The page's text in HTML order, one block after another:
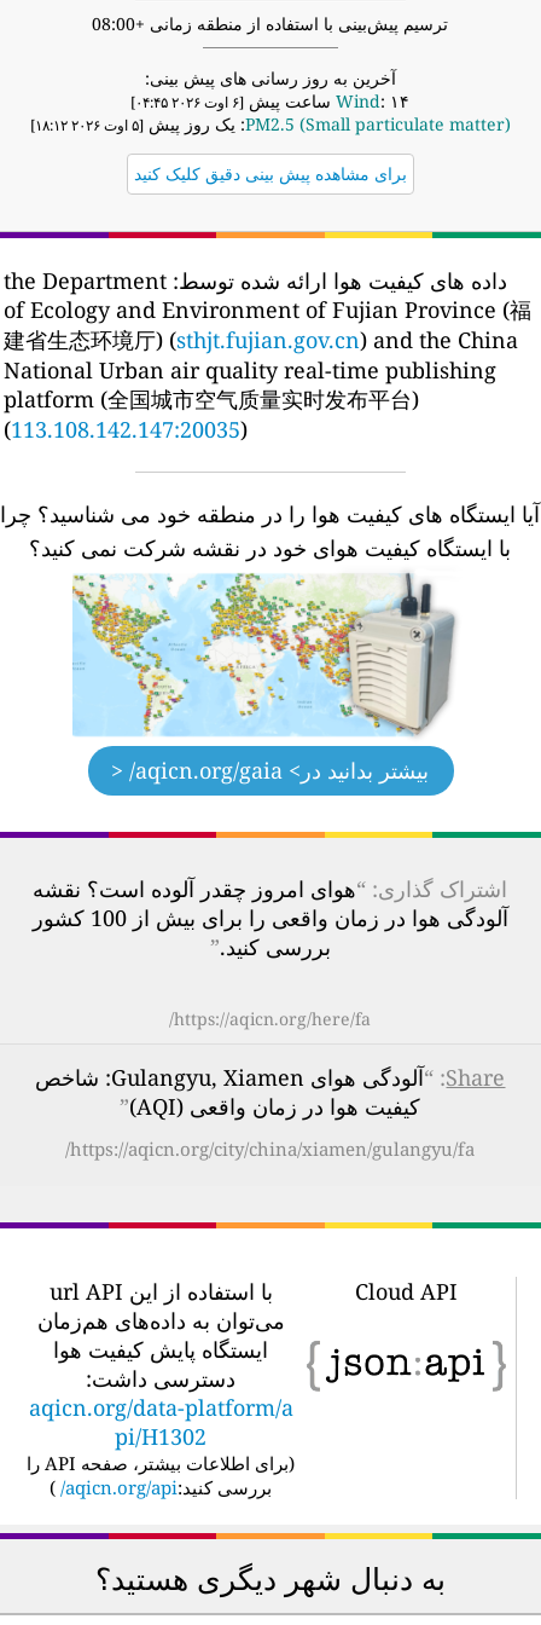
ترسیم پیش‌بینی با استفاده از منطقه زمانی +08:00
آخرین به روز رسانی های پیش بینی:
Wind : ۱۴ ساعت پیش [۶ اوت ۲۰۲۶ ۰۴:۴۵]
PM2.5 (Small particulate matter): یک روز پیش
برای مشاهده پیش بینی دقیق کلیک کنید
داده های کیفیت هوا ارائه شده توسط: the Department
of Ecology and Environment of Fujian Province (福
建省生态环境厅) (sthjt.fujian.gov.cn) and the China
National Urban air quality real-time publishing
platform (全国城市空气质量实时发布平台)
(113.108.142.147:20035)
ایستگاه های کیفیت هوا را در منطقه خود می شناسید؟ چرا
با ایستگاه کیفیت هوای خود در نقشه شرکت نمی کنید؟
بیشتر بدانید در> aqicn.org/gaia/ <
اشتراک گذاری: “هوای امروز چقدر آلوده است؟ نقشه
آلودگی هوا در زمان واقعی را برای بیش از 100 کشور
بررسی کنید.”
https://aqicn.org/here/fa/
Share
: “
آلودگی هوای Gulangyu, Xiamen: شاخص
کیفیت هوا در زمان واقعی (AQI)
”
https://aqicn.org/city/china/xiamen/gulangyu/fa/
Cloud API
با استفاده از این url API
می‌توان به داده‌های هم‌زمان
ایستگاه پایش کیفیت هوا
دسترسی داشت:
aqicn.org/data-platform/a
pi/H1302
برای اطلاعات بیشتر، صفحه API را
بررسی کنید:aqicn.org/api/
)
به دنبال شهر دیگری هستید؟